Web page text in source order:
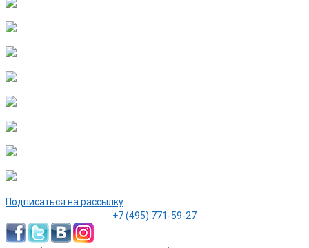
Подписаться на рассылку
+7 (495) 771-59-27